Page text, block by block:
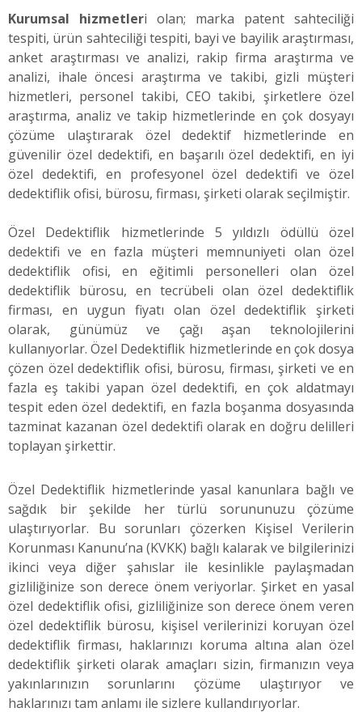
Kurumsal hizmetleri olan; marka patent sahteciliği
tespiti, ürün sahteciliği tespiti, bayi ve bayilik araştırması,
anket araştırması ve analizi, rakip firma araştırma ve
analizi, ihale öncesi araştırma ve takibi, gizli müşteri
hizmetleri, personel takibi, CEO takibi, şirketlere özel
araştırma, analiz ve takip hizmetlerinde en çok dosyayı
çözüme ulaştırarak özel dedektif hizmetlerinde en
güvenilir özel dedektifi, en başarılı özel dedektifi, en iyi
özel dedektifi, en profesyonel özel dedektifi ve özel
dedektiflik ofisi, bürosu, firması, şirketi olarak seçilmiştir.
Özel Dedektiflik hizmetlerinde 5 yıldızlı ödüllü özel
dedektifi ve en fazla müşteri memnuniyeti olan özel
dedektiflik ofisi, en eğitimli personelleri olan özel
dedektiflik bürosu, en tecrübeli olan özel dedektiflik
firması, en uygun fiyatı olan özel dedektiflik şirketi
olarak, günümüz ve çağı aşan teknolojilerini
kullanıyorlar. Özel Dedektiflik hizmetlerinde en çok dosya
çözen özel dedektiflik ofisi, bürosu, firması, şirketi ve en
fazla eş takibi yapan özel dedektifi, en çok aldatmayı
tespit eden özel dedektifi, en fazla boşanma dosyasında
tazminat kazanan özel dedektifi olarak en doğru delilleri
toplayan şirkettir.
Özel Dedektiflik hizmetlerinde yasal kanunlara bağlı ve
sağdık bir şekilde her türlü sorununuzu çözüme
ulaştırıyorlar. Bu sorunları çözerken Kişisel Verilerin
Korunması Kanunu’na (KVKK) bağlı kalarak ve bilgilerinizi
ikinci veya diğer şahıslar ile kesinlikle paylaşmadan
gizliliğinize son derece önem veriyorlar. Şirket en yasal
özel dedektiflik ofisi, gizliliğinize son derece önem veren
özel dedektiflik bürosu, kişisel verilerinizi koruyan özel
dedektiflik firması, haklarınızı koruma altına alan özel
dedektiflik şirketi olarak amaçları sizin, firmanızın veya
yakınlarınızın sorunlarını çözüme ulaştırıyor ve
haklarınızı tam anlamı ile sizlere kullandırıyorlar.